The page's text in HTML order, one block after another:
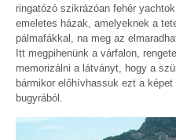
ringatózó szikrázóan fehér
emeletes házak, amelyeknek a
pálmafákkal, na meg az
Itt megpihenünk a várfalon,
memorizálni a látványt, hogy a
bármikor előhívhassuk ezt a
bugyrából.